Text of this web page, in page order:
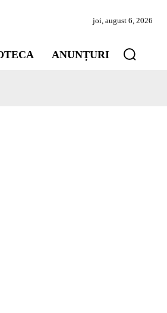
joi, august 6, 2026
ANUNȚURI